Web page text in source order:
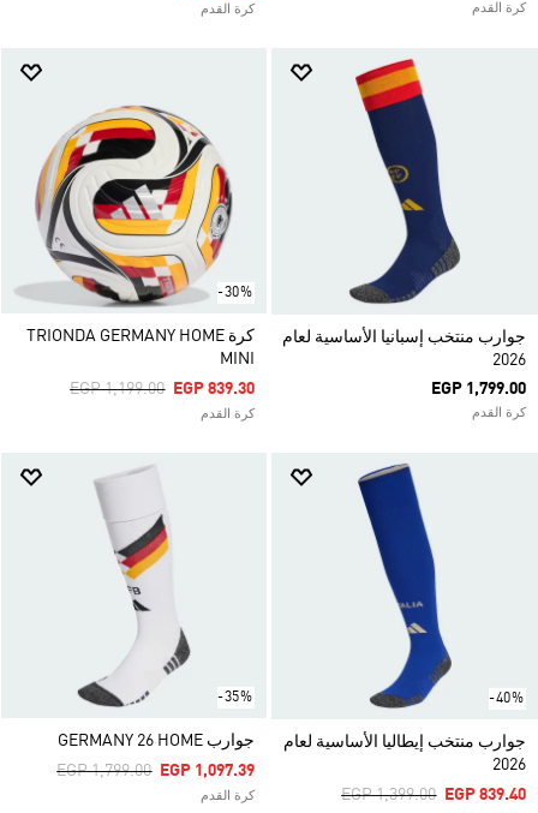
كرة القدم كرة القدم
جوارب منتخب إسبانيا الأساسية لعام
2026
EGP 1,799.00
كرة القدم
-30%
كرة TRIONDA GERMANY HOME
MINI
Price Reduced From
EGP 1,199.00ToEGP 839.30
كرة القدم
-40%
جوارب منتخب إيطاليا الأساسية لعام
2026
Price Reduced From
EGP 1,399.00ToEGP 839.40
-35%
جوارب GERMANY 26 HOME
Price Reduced From
EGP 1,799.00ToEGP 1,097.39
كرة القدم